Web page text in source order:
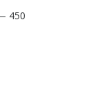
450